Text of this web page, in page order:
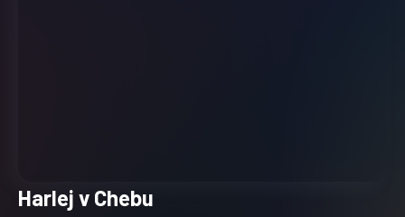
Harlej v Chebu